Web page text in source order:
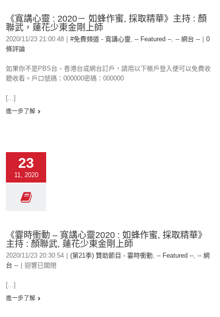
《寬講心靈 : 2020－ 如蜂作蜜, 採取精華》主持 : 顏
聯武，蓮花少東金剛上師
2020/11/23 21:00:48 #免費頻道 - 寬講心靈, -- Featured --, -- 網台 --
0
條評論
如果你不是PBS台、香港台或網台訂戶，請用以下帳戶登入便可以免費收
聽收看。戶口號碼：000000密碼：000000
[...]
進一步了解
23
11, 2020
《霎時衝動 – 寬講心靈2020 : 如蜂作蜜, 採取精華》
主持 : 顏聯武, 蓮花少東金剛上師
2020/11/23 20:30:54 (第21季) 贊助節目 - 霎時衝動, -- Featured --, -- 網
台 --
迴響已關閉
[...]
進一步了解